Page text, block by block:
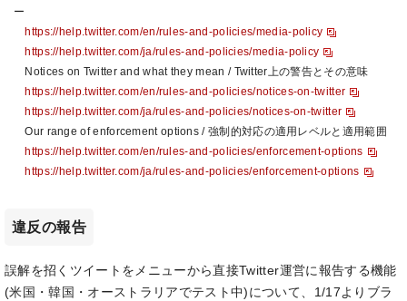
ー
https://help.twitter.com/en/rules-and-policies/media-policy
https://help.twitter.com/ja/rules-and-policies/media-policy
Notices on Twitter and what they mean / Twitter上の警告とその意味
https://help.twitter.com/en/rules-and-policies/notices-on-twitter
https://help.twitter.com/ja/rules-and-policies/notices-on-twitter
Our range of enforcement options / 強制的対応の適用レベルと適用範囲
https://help.twitter.com/en/rules-and-policies/enforcement-options
https://help.twitter.com/ja/rules-and-policies/enforcement-options
違反の報告
誤解を招くツイートをメニューから直接Twitter運営に報告する機能
(米国・韓国・オーストラリアでテスト中)について、1/17よりブラ